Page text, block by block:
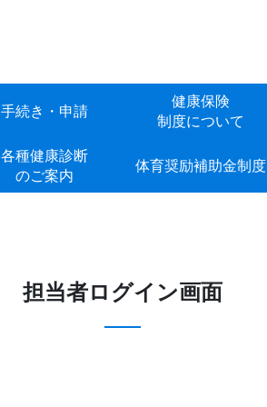
手続き・申請
健康保険
制度について
各種健康診断
のご案内
体育奨励補助金制度
担当者ログイン画面